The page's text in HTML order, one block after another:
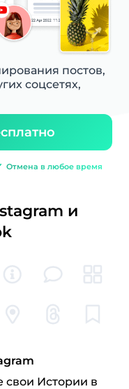
постов,
соцсетях,
Отмена в любое время
и
свои Истории в